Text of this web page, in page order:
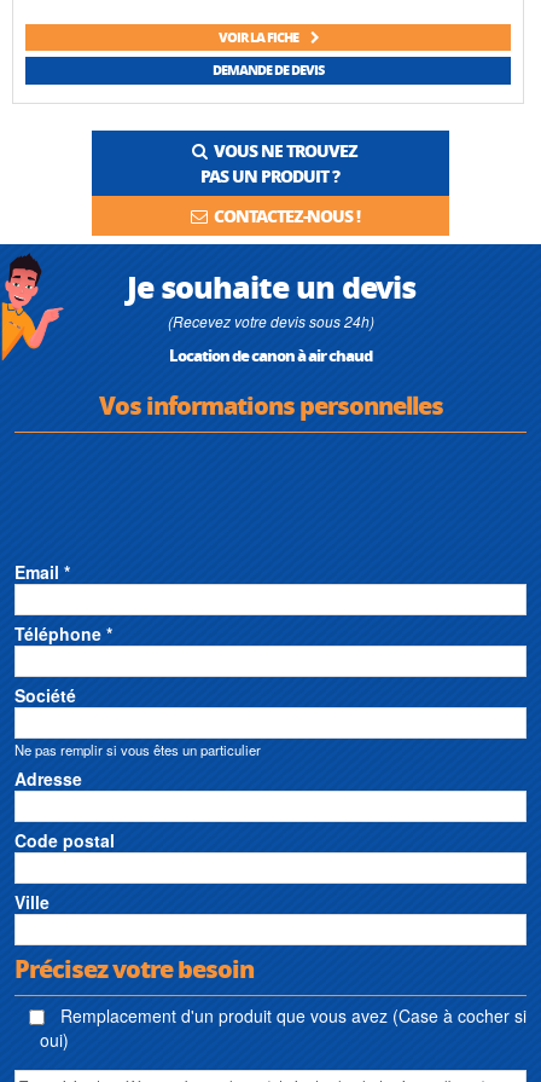
VOIR LA FICHE
DEMANDE DE DEVIS
VOUS NE TROUVEZ
PAS UN PRODUIT ?
CONTACTEZ-NOUS !
Je souhaite un devis
(Recevez votre devis sous 24h)
Location de canon à air chaud
Vos informations personnelles
Email *
Téléphone *
Société
Ne pas remplir si vous êtes un particulier
Adresse
Code postal
Ville
Précisez votre besoin
Remplacement d'un produit que vous avez (Case à cocher si
oui)